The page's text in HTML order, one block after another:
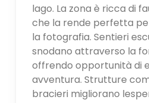
lago. La zona è ricca di
che la rende perfetta
la fotografia. Sentieri
snodano attraverso la
offrendo opportunità di
avventura. Strutture
bracieri migliorano